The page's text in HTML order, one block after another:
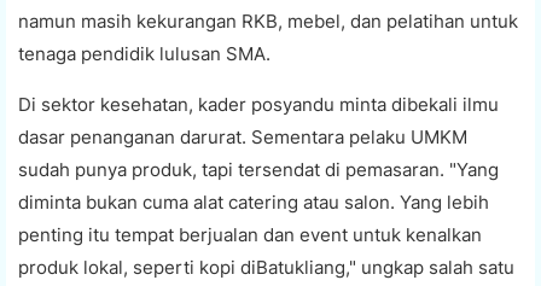
namun masih kekurangan RKB, mebel, dan pelatihan untuk
tenaga pendidik lulusan SMA.
Di sektor kesehatan, kader posyandu minta dibekali ilmu
dasar penanganan darurat. Sementara pelaku UMKM
sudah punya produk, tapi tersendat di pemasaran. "Yang
diminta bukan cuma alat catering atau salon. Yang lebih
penting itu tempat berjualan dan event untuk kenalkan
produk lokal, seperti kopi diBatukliang," ungkap salah satu